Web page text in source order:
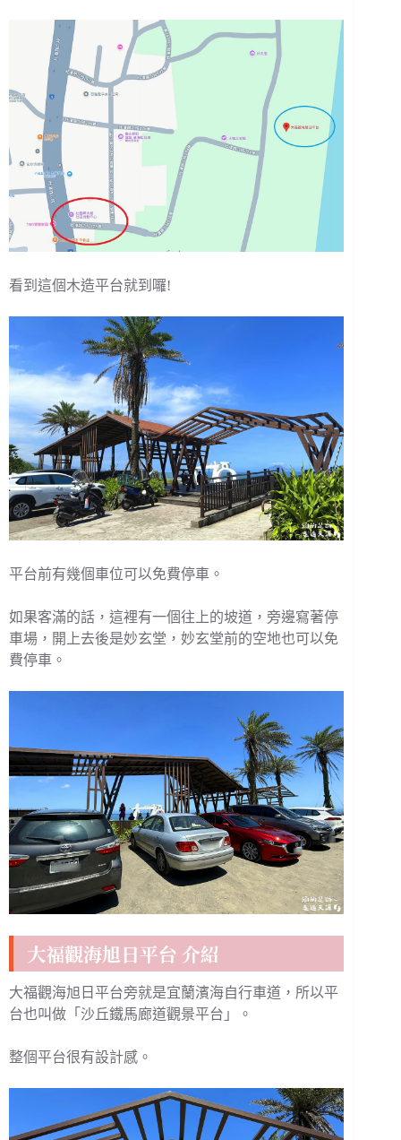
看到這個木造平台就到囉!
平台前有幾個車位可以免費停車。
如果客滿的話，這裡有一個往上的坡道，旁邊寫著停
車場，開上去後是妙玄堂，妙玄堂前的空地也可以免
費停車。
大福觀海旭日平台 介紹
大福觀海旭日平台旁就是宜蘭濱海自行車道，所以平
台也叫做「沙丘鐵馬廊道觀景平台」。
整個平台很有設計感。